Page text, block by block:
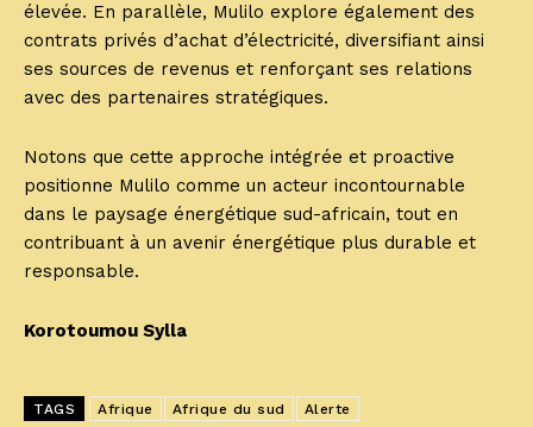
élevée. En parallèle, Mulilo explore également des
contrats privés d’achat d’électricité, diversifiant ainsi
ses sources de revenus et renforçant ses relations
avec des partenaires stratégiques.
Notons que cette approche intégrée et proactive
positionne Mulilo comme un acteur incontournable
dans le paysage énergétique sud-africain, tout en
contribuant à un avenir énergétique plus durable et
responsable.
Korotoumou Sylla
TAGS Afrique Afrique du sud Alerte